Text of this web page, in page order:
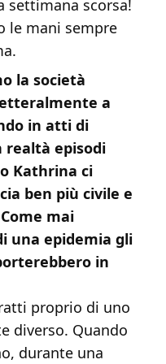
settimana scorsa!
le mani sempre
la società
a
in atti di
realtà episodi
Kathrina ci
ben più civile e
mai
una epidemia gli
in
proprio di uno
diverso. Quando
durante una